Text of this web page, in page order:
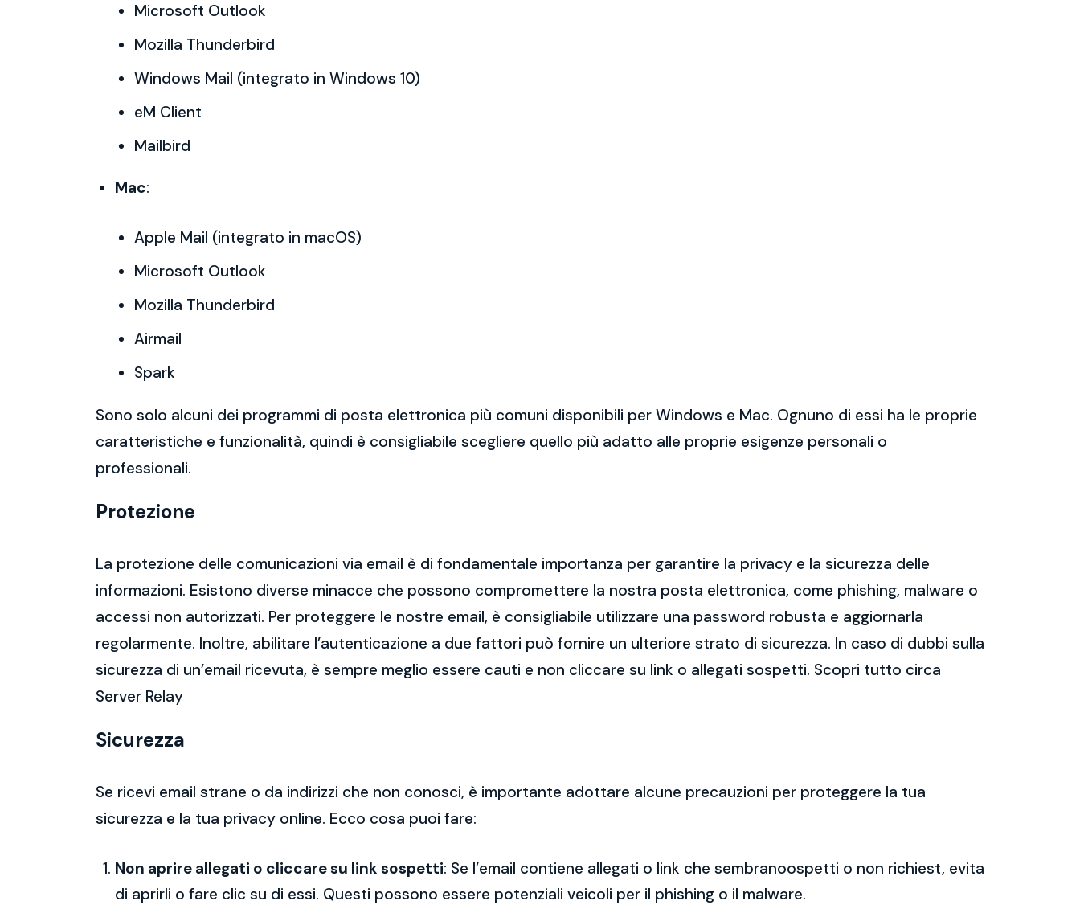
Microsoft Outlook
Mozilla Thunderbird
Windows Mail (integrato in Windows 10)
eM Client
Mailbird
Mac:
Apple Mail (integrato in macOS)
Microsoft Outlook
Mozilla Thunderbird
Airmail
Spark
Sono solo alcuni dei programmi di posta elettronica più comuni disponibili per Windows e Mac. Ognuno di essi ha le proprie
caratteristiche e funzionalità, quindi è consigliabile scegliere quello più adatto alle proprie esigenze personali o
professionali.
Protezione
La protezione delle comunicazioni via email è di fondamentale importanza per garantire la privacy e la sicurezza delle
informazioni. Esistono diverse minacce che possono compromettere la nostra posta elettronica, come phishing, malware o
accessi non autorizzati. Per proteggere le nostre email, è consigliabile utilizzare una password robusta e aggiornarla
regolarmente. Inoltre, abilitare l’autenticazione a due fattori può fornire un ulteriore strato di sicurezza. In caso di dubbi sulla
sicurezza di un’email ricevuta, è sempre meglio essere cauti e non cliccare su link o allegati sospetti. Scopri tutto circa
Server Relay
Sicurezza
Se ricevi email strane o da indirizzi che non conosci, è importante adottare alcune precauzioni per proteggere la tua
sicurezza e la tua privacy online. Ecco cosa puoi fare:
Non aprire allegati o cliccare su link sospetti: Se l’email contiene allegati o link che sembranoospetti o non richiest, evita
di aprirli o fare clic su di essi. Questi possono essere potenziali veicoli per il phishing o il malware.